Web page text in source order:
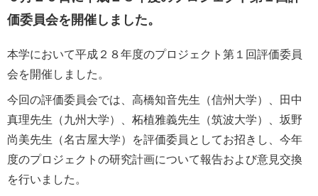
価委員会を開催しました。
本学において平成２８年度のプロジェクト第１回評価委員
会を開催しました。
今回の評価委員会では、高橋知音先生（信州大学）、田中
真理先生（九州大学）、柘植雅義先生（筑波大学）、坂野
尚美先生（名古屋大学）を評価委員としてお招きし、今年
度のプロジェクトの研究計画について報告および意見交換
を行いました。